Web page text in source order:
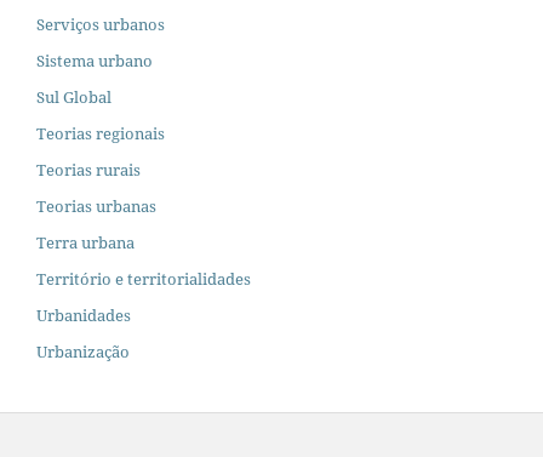
Serviços urbanos
Sistema urbano
Sul Global
Teorias regionais
Teorias rurais
Teorias urbanas
Terra urbana
Território e territorialidades
Urbanidades
Urbanização